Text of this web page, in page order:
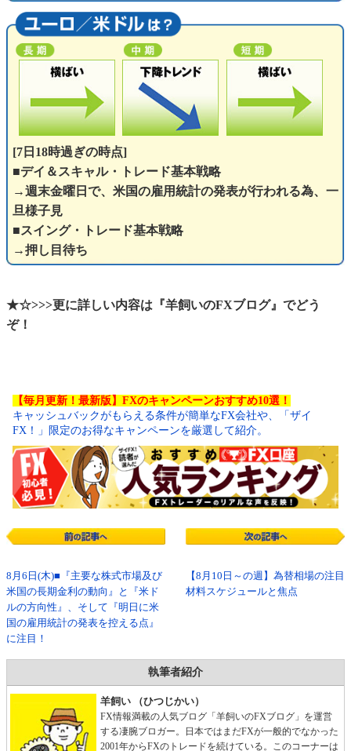
[7日18時過ぎの時点]
■デイ＆スキャル・トレード基本戦略
→週末金曜日で、米国の雇用統計の発表が行われる為、一
旦様子見
■スイング・トレード基本戦略
→押し目待ち
★☆>>>更に詳しい内容は『羊飼いのFXブログ』でどう
ぞ！
【毎月更新！最新版】FXのキャンペーンおすすめ10選！
キャッシュバックがもらえる条件が簡単なFX会社や、「ザイ
FX！」限定のお得なキャンペーンを厳選して紹介。
8月6日(木)■『主要な株式市場及び
米国の長期金利の動向』と『米ド
ルの方向性』、そして『明日に米
国の雇用統計の発表を控える点』
に注目！
【8月10日～の週】為替相場の注目
材料スケジュールと焦点
執筆者紹介
羊飼い （ひつじかい）
FX情報満載の人気ブログ「羊飼いのFXブログ」を運営
する凄腕ブロガー。日本ではまだFXが一般的でなかった
2001年からFXのトレードを続けている。このコーナーは